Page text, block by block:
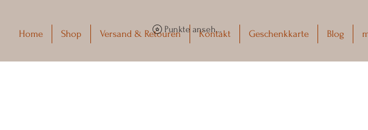
Home Shop Versand & Retouren Kontakt Geschenkkarte Blog
Punkte ansehen